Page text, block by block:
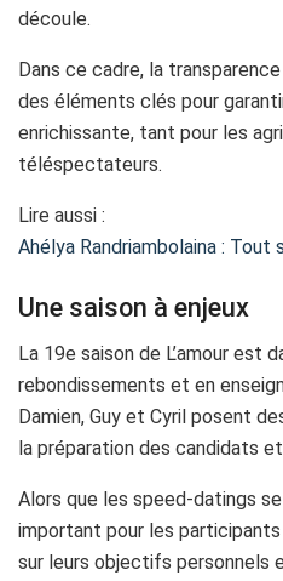
découle.
Dans ce cadre, la
des éléments clés pour
enrichissante, tant pour les
téléspectateurs.
Lire aussi :
Ahélya Randriambolaina : Tout
Une saison à enjeux
La 19e saison de L’amour est
rebondissements et en
Damien, Guy et Cyril posent
la préparation des candidats
Alors que les speed-datings
important pour les
sur leurs objectifs personnels